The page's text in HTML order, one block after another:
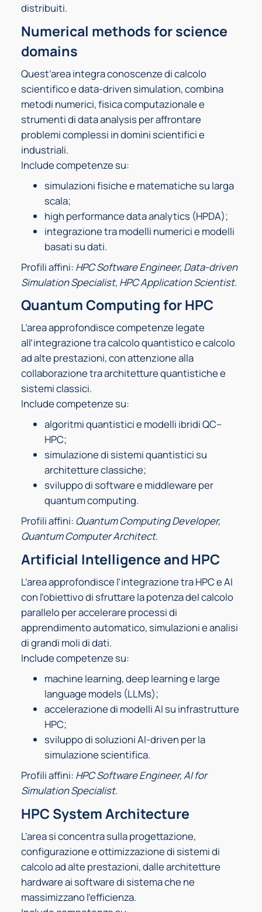
distribuiti.
Numerical methods for science
domains
Quest’area integra conoscenze di calcolo
scientifico e data-driven simulation, combina
metodi numerici, fisica computazionale e
strumenti di data analysis per affrontare
problemi complessi in domini scientifici e
industriali.
Include competenze su:
simulazioni fisiche e matematiche su larga
scala;
high performance data analytics (HPDA);
integrazione tra modelli numerici e modelli
basati su dati.
Profili affini: HPC Software Engineer, Data-driven
Simulation Specialist, HPC Application Scientist.
Quantum Computing for HPC
L’area approfondisce competenze legate
all’integrazione tra calcolo quantistico e calcolo
ad alte prestazioni, con attenzione alla
collaborazione tra architetture quantistiche e
sistemi classici.
Include competenze su:
algoritmi quantistici e modelli ibridi QC–
HPC;
simulazione di sistemi quantistici su
architetture classiche;
sviluppo di software e middleware per
quantum computing.
Profili affini: Quantum Computing Developer,
Quantum Computer Architect.
Artificial Intelligence and HPC
L’area approfondisce l’integrazione tra HPC e AI
con l’obiettivo di sfruttare la potenza del calcolo
parallelo per accelerare processi di
apprendimento automatico, simulazioni e analisi
di grandi moli di dati.
Include competenze su:
machine learning, deep learning e large
language models (LLMs);
accelerazione di modelli AI su infrastrutture
HPC;
sviluppo di soluzioni AI-driven per la
simulazione scientifica.
Profili affini: HPC Software Engineer, AI for
Simulation Specialist.
HPC System Architecture
L’area si concentra sulla progettazione,
configurazione e ottimizzazione di sistemi di
calcolo ad alte prestazioni, dalle architetture
hardware ai software di sistema che ne
massimizzano l’efficienza.